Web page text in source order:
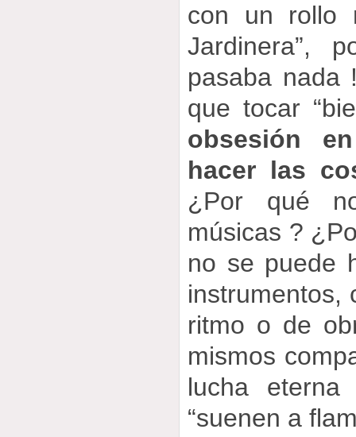
con un rollo
Jardinera”,
pasaba nada
que tocar
obsesión
hacer las
¿Por qué
músicas ?
no se puede
instrumentos,
ritmo o de
mismos
lucha
“suenen a